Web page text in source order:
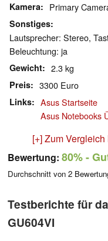
Kamera Primary
Sonstiges
Lautsprecher: Stereo,
Beleuchtung: ja
Gewicht 2.3 kg
Preis 3300 Euro
Links
Asus Startseite
Asus Notebooks
[+] Zum
Bewertung: 80%-
Durchschnitt von 2
Testberichte für
GU604VI